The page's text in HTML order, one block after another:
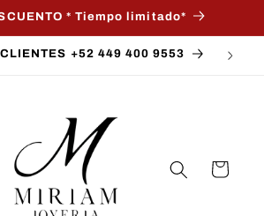
* Tiempo limitado*
+52 449 400 9553
Carrito